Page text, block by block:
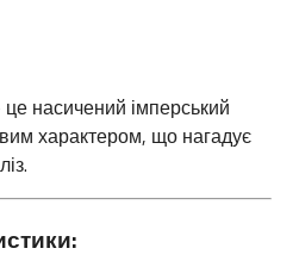
насичений імперський
характером, що нагадує